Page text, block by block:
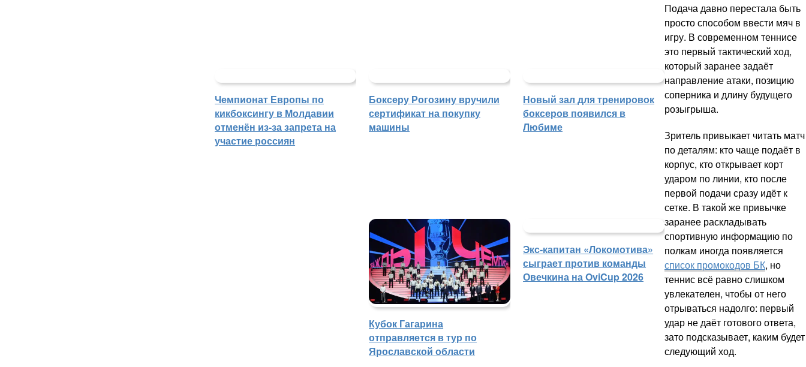
Чемпионат Европы по
кикбоксингу в Молдавии
отменён из-за запрета на
участие россиян
Боксеру Рогозину вручили
сертификат на покупку
машины
Новый зал для тренировок
боксеров появился в
Любиме
Кубок Гагарина
отправляется в тур по
Ярославской области
Экс-капитан «Локомотива»
сыграет против команды
Овечкина на OviCup 2026
Подача давно перестала быть
просто способом ввести мяч в
игру. В современном теннисе
это первый тактический ход,
который заранее задаёт
направление атаки, позицию
соперника и длину будущего
розыгрыша.
Зритель привыкает читать матч
по деталям: кто чаще подаёт в
корпус, кто открывает корт
ударом по линии, кто после
первой подачи сразу идёт к
сетке. В такой же привычке
заранее раскладывать
спортивную информацию по
полкам иногда появляется
список промокодов БК, но
теннис всё равно слишком
увлекателен, чтобы от него
отрываться надолго: первый
удар не даёт готового ответа,
зато подсказывает, каким будет
следующий ход.